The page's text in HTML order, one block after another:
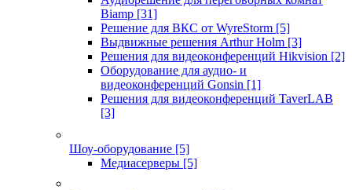
Biamp [31]
Решение для ВКС от WyreStorm [5]
Выдвижные решения Arthur Holm [3]
Решения для видеоконференций Hikvision [2]
Оборудование для аудио- и
видеоконференций Gonsin [1]
Решения для видеоконференций TaverLAB
[3]
Шоу-оборудование [5]
Медиасерверы [5]